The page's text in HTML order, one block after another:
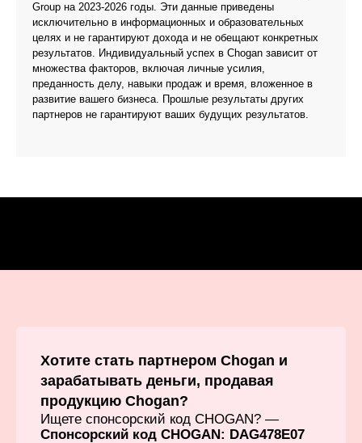
Group на 2023-2026 годы. Эти данные приведены
исключительно в информационных и образовательных
целях и не гарантируют дохода и не обещают конкретных
результатов. Индивидуальный успех в Chogan зависит от
множества факторов, включая личные усилия,
преданность делу, навыки продаж и время, вложенное в
развитие вашего бизнеса. Прошлые результаты других
партнеров не гарантируют ваших будущих результатов.
Хотите стать партнером Chogan и
зарабатывать деньги, продавая
продукцию Chogan?
Ищете спонсорский код CHOGAN? —
Спонсорский код CHOGAN: DAG478E07